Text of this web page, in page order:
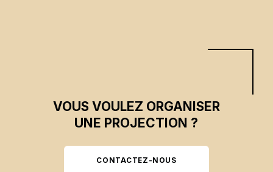
VOUS VOULEZ ORGANISER
UNE PROJECTION ?
CONTACTEZ-NOUS